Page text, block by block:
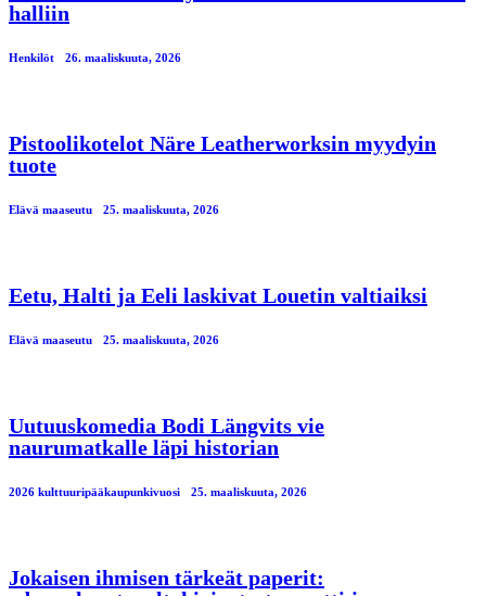
halliin
Henkilöt 26. maaliskuuta, 2026
Pistoolikotelot Näre Leatherworksin myydyin
tuote
Elävä maaseutu 25. maaliskuuta, 2026
Eetu, Halti ja Eeli laskivat Louetin valtiaiksi
Elävä maaseutu 25. maaliskuuta, 2026
Uutuuskomedia Bodi Längvits vie
naurumatkalle läpi historian
2026 kulttuuripääkaupunkivuosi 25. maaliskuuta, 2026
Jokaisen ihmisen tärkeät paperit: